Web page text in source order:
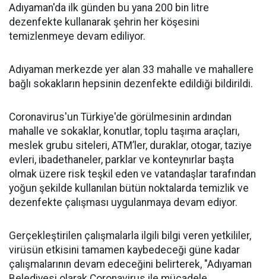
Adıyaman'da ilk günden bu yana 200 bin litre
dezenfekte kullanarak şehrin her köşesini
temizlenmeye devam ediliyor.
Adıyaman merkezde yer alan 33 mahalle ve mahallere
bağlı sokakların hepsinin dezenfekte edildiği bildirildi.
Coronavirus'un Türkiye'de görülmesinin ardından
mahalle ve sokaklar, konutlar, toplu taşıma araçları,
meslek grubu siteleri, ATM’ler, duraklar, otogar, taziye
evleri, ibadethaneler, parklar ve konteynırlar başta
olmak üzere risk teşkil eden ve vatandaşlar tarafından
yoğun şekilde kullanılan bütün noktalarda temizlik ve
dezenfekte çalışması uygulanmaya devam ediyor.
Gerçekleştirilen çalışmalarla ilgili bilgi veren yetkililer,
virüsün etkisini tamamen kaybedeceği güne kadar
çalışmalarının devam edeceğini belirterek, "Adıyaman